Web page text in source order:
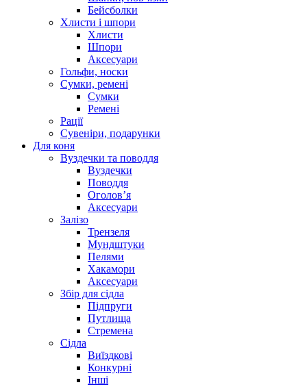
Бейсболки
Хлисти і шпори
Хлисти
Шпори
Аксесуари
Гольфи, носки
Сумки, ремені
Сумки
Ремені
Рації
Сувеніри, подарунки
Для коня
Вуздечки та поводдя
Вуздечки
Поводдя
Оголов’я
Аксесуари
Залізо
Трензеля
Мундштуки
Пелями
Хакамори
Аксесуари
Збір для сідла
Підпруги
Путлища
Стремена
Сідла
Виїздкові
Конкурні
Інші